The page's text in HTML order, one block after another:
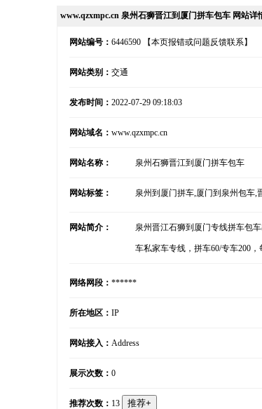
www.qzxmpc.cn 泉州石狮晋江到厦门拼车包车 网站详
网站编号： 6446590 【本页报错或问题反馈联系】
网站类别： 交通
发布时间： 2022-07-29 09:18:03
网站域名： www.qzxmpc.cn
网站名称： 泉州石狮晋江到厦门拼车包车
网站标签： 泉州到厦门拼车,厦门到泉州包车,
网站简介： 泉州晋江石狮到厦门专线拼车包
车私家车专线，拼车60/专车200，
网络网段： ******
所在地区： IP
网站接入： Address
展示次数： 0
推荐次数： 13